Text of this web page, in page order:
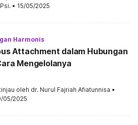
• 15/05/2025
Harmonis
Attachment dalam Hubungan
Mengelolanya
oleh dr. Nurul Fajriah Afiatunnisa •
05/2025